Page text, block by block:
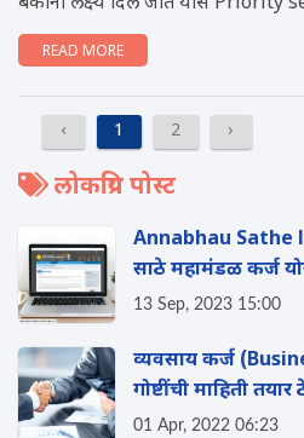
READ MORE
‹ 1 2 ›
लोकप्रिय पोस्ट
Annabhau Sathe
साठे महामंडळ कर्ज
घ्या
13 Sep, 2023 15:00
व्यवसाय कर्ज
गोष्टींची माहिती तयार
01 Apr, 2022 06:23